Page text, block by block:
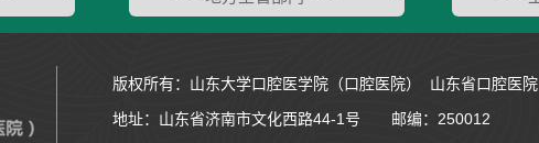
版权所有：山东大学口腔医学院（口腔医院） 山东省口腔医院
地址： 山东省济南市文化西路44-1号 邮编：250012